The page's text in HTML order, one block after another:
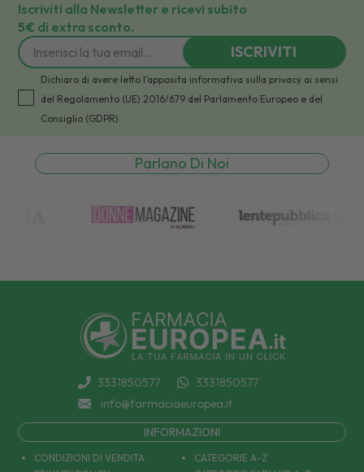
Iscriviti alla Newsletter e ricevi subito
5€ di extra sconto.
ISCRIVITI
Dichiaro di avere letto l'apposita informativa sulla privacy ai sensi
del Regolamento (UE) 2016/679 del Parlamento Europeo e del
Consiglio (GDPR).
Parlano Di Noi
3331850577
3331850577
info@farmaciaeuropea.it
INFORMAZIONI
CONDIZIONI DI VENDITA
CATEGORIE A-Z